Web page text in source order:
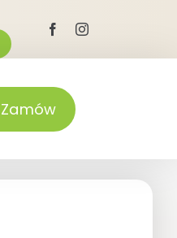
Zamów